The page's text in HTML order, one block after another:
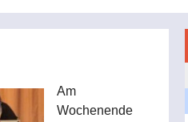
Am
Wochenende